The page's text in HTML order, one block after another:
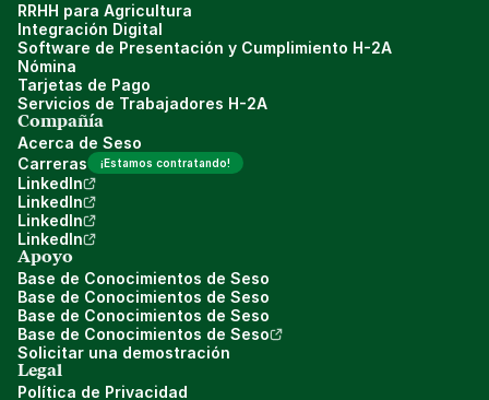
RRHH para Agricultura
Integración Digital
Software de Presentación y Cumplimiento H-2A
Nómina
Tarjetas de Pago
Servicios de Trabajadores H-2A
Compañía
Acerca de Seso
Carreras
¡Estamos contratando!
LinkedIn
LinkedIn
LinkedIn
LinkedIn
Apoyo
Base de Conocimientos de Seso
Base de Conocimientos de Seso
Base de Conocimientos de Seso
Base de Conocimientos de Seso
Solicitar una demostración
Legal
Política de Privacidad